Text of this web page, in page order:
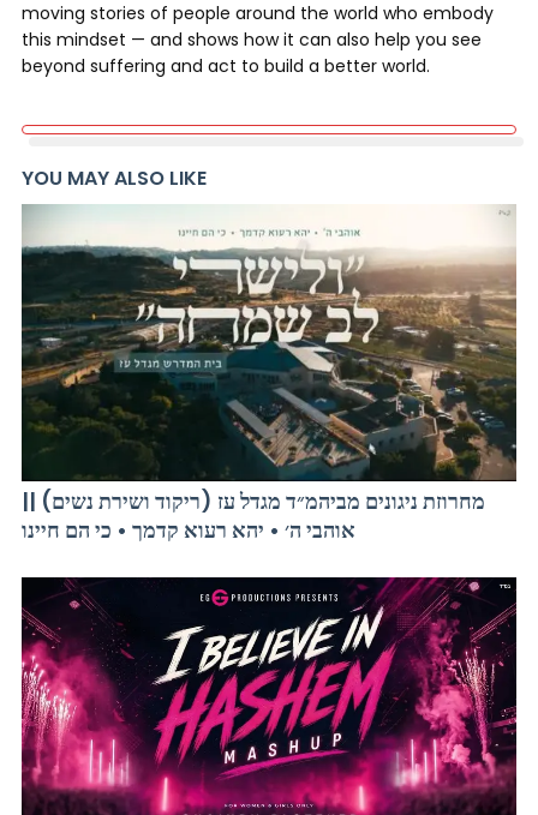
moving stories of people around the world who embody
this mindset — and shows how it can also help you see
beyond suffering and act to build a better world.
YOU MAY ALSO LIKE
מחרוזת ניגונים מביהמ״ד מגדל עז (ריקוד ושירת נשים) ||
אוהבי ה׳ • יהא רעוא קדמך • כי הם חיינו